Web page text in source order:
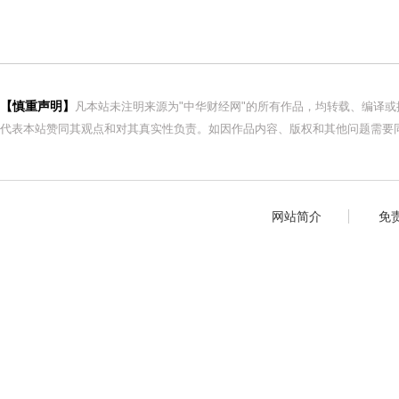
【慎重声明】
凡本站未注明来源为"中华财经网"的所有作品，均转载、编译
代表本站赞同其观点和对其真实性负责。如因作品内容、版权和其他问题需
网站简介 免